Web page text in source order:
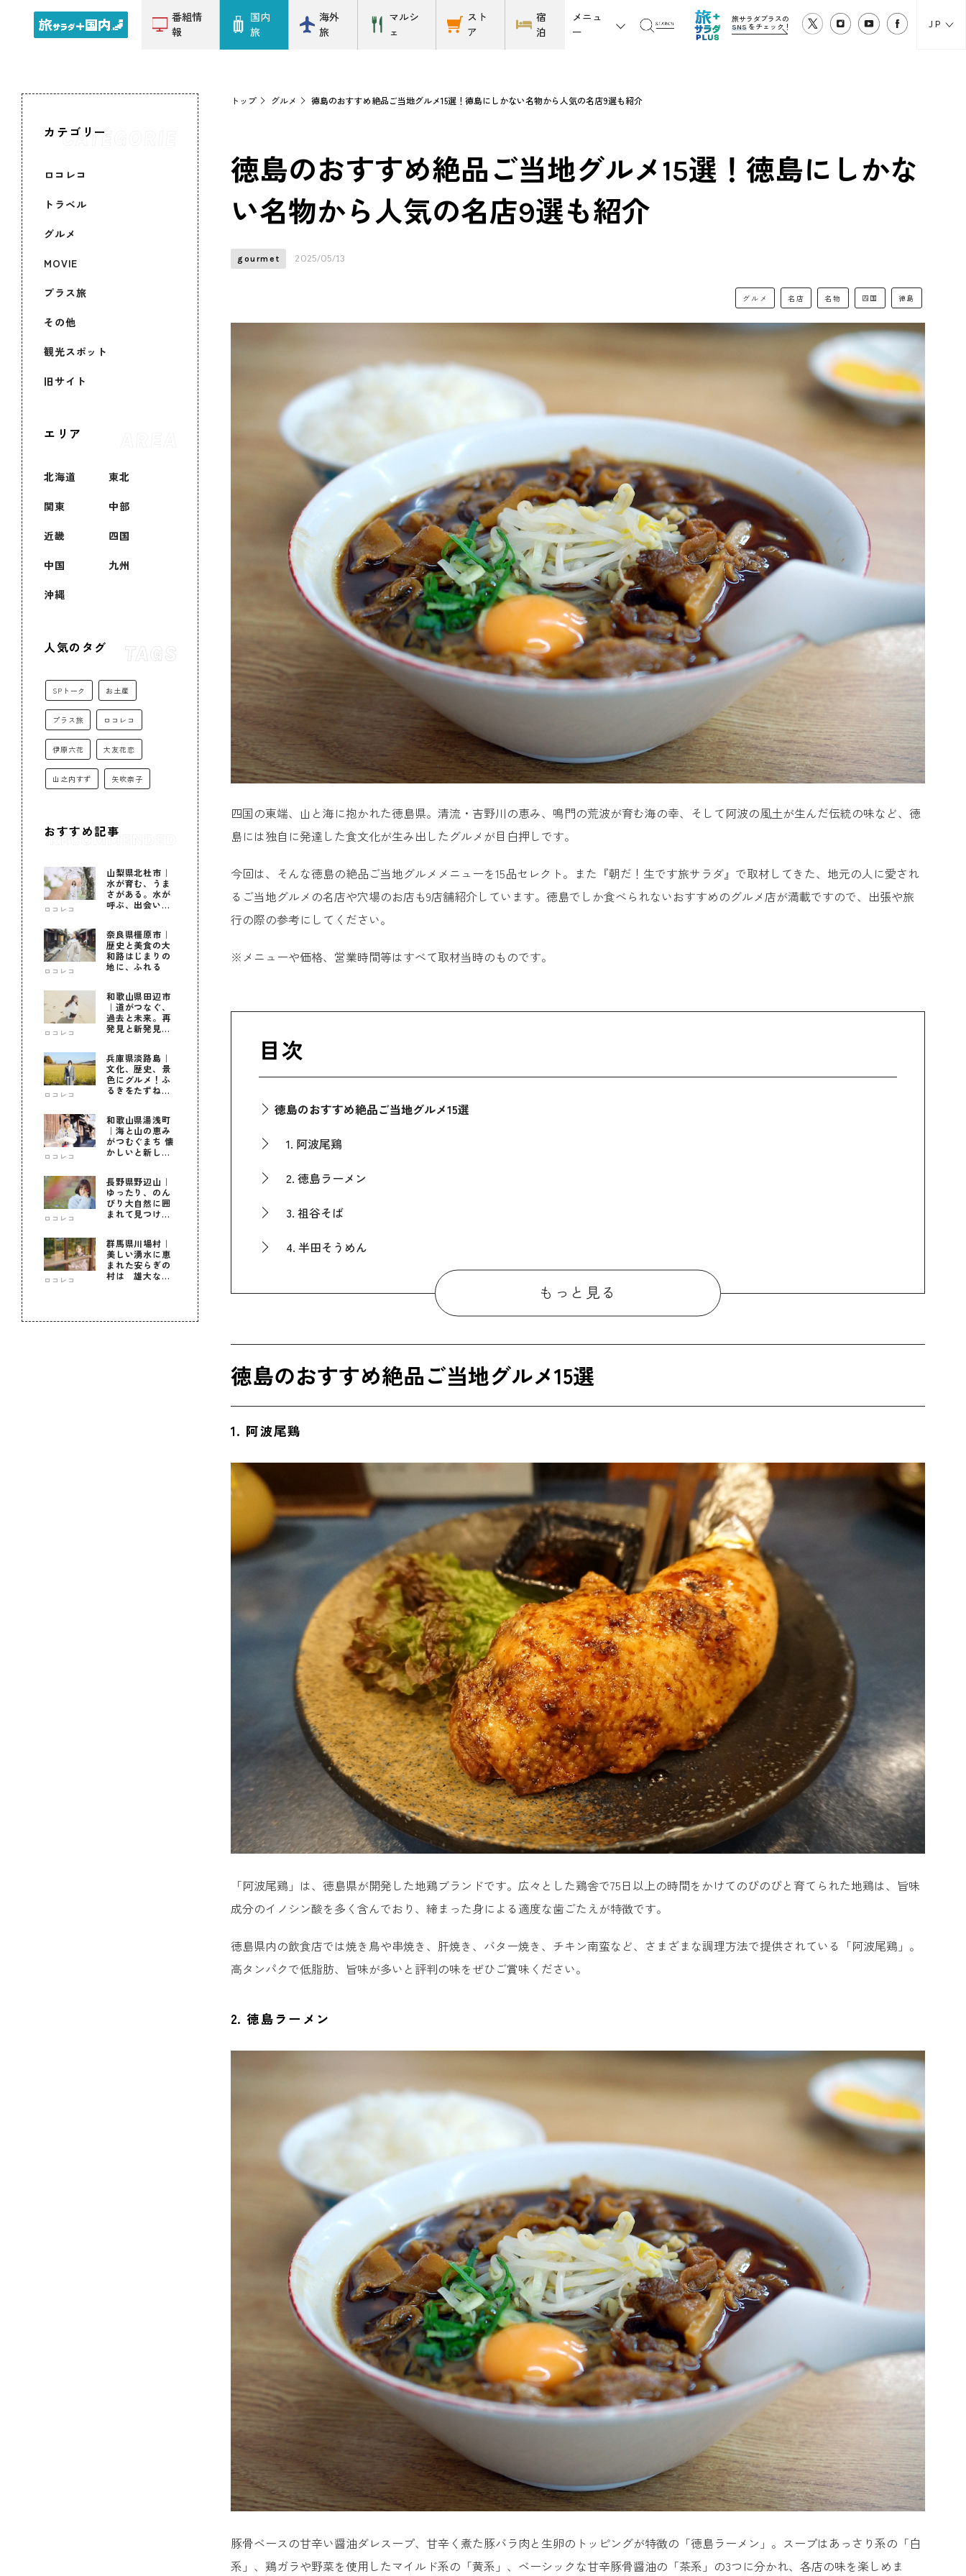
番組情
報
国内
旅
海外
旅
マルシ
ェ
スト
ア
宿
泊
メニュ
ー
旅サラダプラスの
SNS をチェック！ JP
カテゴリー
ロコレコ
トラベル
グルメ
MOVIE
プラス旅
その他
観光スポット
旧サイト
エリア
北海道 東北
関東 中部
近畿 四国
中国 九州
沖縄
人気のタグ
SPトーク お土産
プラス旅 ロコレコ
伊原六花 大友花恋
山之内すず 矢吹奈子
おすすめ記事
ロコレコ
山梨県北杜市｜
水が育む、うま
さがある。水が
呼ぶ、出会いが
ロコレコ
奈良県橿原市｜
歴史と美食の大
和路はじまりの
地に、ふれる
ロコレコ
和歌山県田辺市
｜道がつなぐ、
過去と未来。再
発見と新発見の
ロコレコ
兵庫県淡路島｜
文化、歴史、景
色にグルメ！ふ
るきをたずねて
ロコレコ
和歌山県湯浅町
｜海と山の恵み
がつむぐまち 懐
かしいと新しい
ロコレコ
長野県野辺山｜
ゆったり、のん
びり大自然に囲
まれて見つけ
ロコレコ
群馬県川場村｜
美しい湧水に恵
まれた安らぎの
村は 雄大な自
トップ グルメ 徳島のおすすめ絶品ご当地グルメ15選！徳島にしかない名物から人気の名店9選も紹介
徳島のおすすめ絶品ご当地グルメ15選！徳島にしかな
い名物から人気の名店9選も紹介
gourmet 2025/05/13
グルメ 名店 名物 四国 徳島
四国の東端、山と海に抱かれた徳島県。清流・吉野川の恵み、鳴門の荒波が育む海の幸、そして阿波の風土が生んだ伝統の味など、徳
島には独自に発達した食文化が生み出したグルメが目白押しです。
今回は、そんな徳島の絶品ご当地グルメメニューを15品セレクト。また『朝だ！生です旅サラダ』で取材してきた、地元の人に愛され
るご当地グルメの名店や穴場のお店も9店舗紹介しています。徳島でしか食べられないおすすめのグルメ店が満載ですので、出張や旅
行の際の参考にしてください。
※メニューや価格、営業時間等はすべて取材当時のものです。
目次
徳島のおすすめ絶品ご当地グルメ15選
1. 阿波尾鶏
2. 徳島ラーメン
3. 祖谷そば
4. 半田そうめん
7. 豆玉（お好み焼き）
8. 鳴門鯛
11. フィッシュカツ
12. とくしまバーガー
13. 鳴門わかめ
14. でこまわし
15. なると金時
徳島の名物グルメが楽しめる人気店9選
1. 一鴻 徳島駅前店
2 炙家bis
3. 中華そば いのたに本店
4. 堂の浦 駅前店
5. お食事処 やま里
7. WUTO・WURK
8. PaPaBeRu北島店
9. きん星ベ－カリー本店
もっと見る
徳島のおすすめ絶品ご当地グルメ15選
1. 阿波尾鶏
「阿波尾鶏」は、徳島県が開発した地鶏ブランドです。広々とした鶏舎で75日以上の時間をかけてのびのびと育てられた地鶏は、旨味
成分のイノシン酸を多く含んでおり、締まった身による適度な歯ごたえが特徴です。
徳島県内の飲食店では焼き鳥や串焼き、肝焼き、バター焼き、チキン南蛮など、さまざまな調理方法で提供されている「阿波尾鶏」。
高タンパクで低脂肪、旨味が多いと評判の味をぜひご賞味ください。
2. 徳島ラーメン
豚骨ベースの甘辛い醤油ダレスープ、甘辛く煮た豚バラ肉と生卵のトッピングが特徴の「徳島ラーメン」。スープはあっさり系の「白
系」、鶏ガラや野菜を使用したマイルド系の「黄系」、ベーシックな甘辛豚骨醤油の「茶系」の3つに分かれ、各店の味を楽しめま